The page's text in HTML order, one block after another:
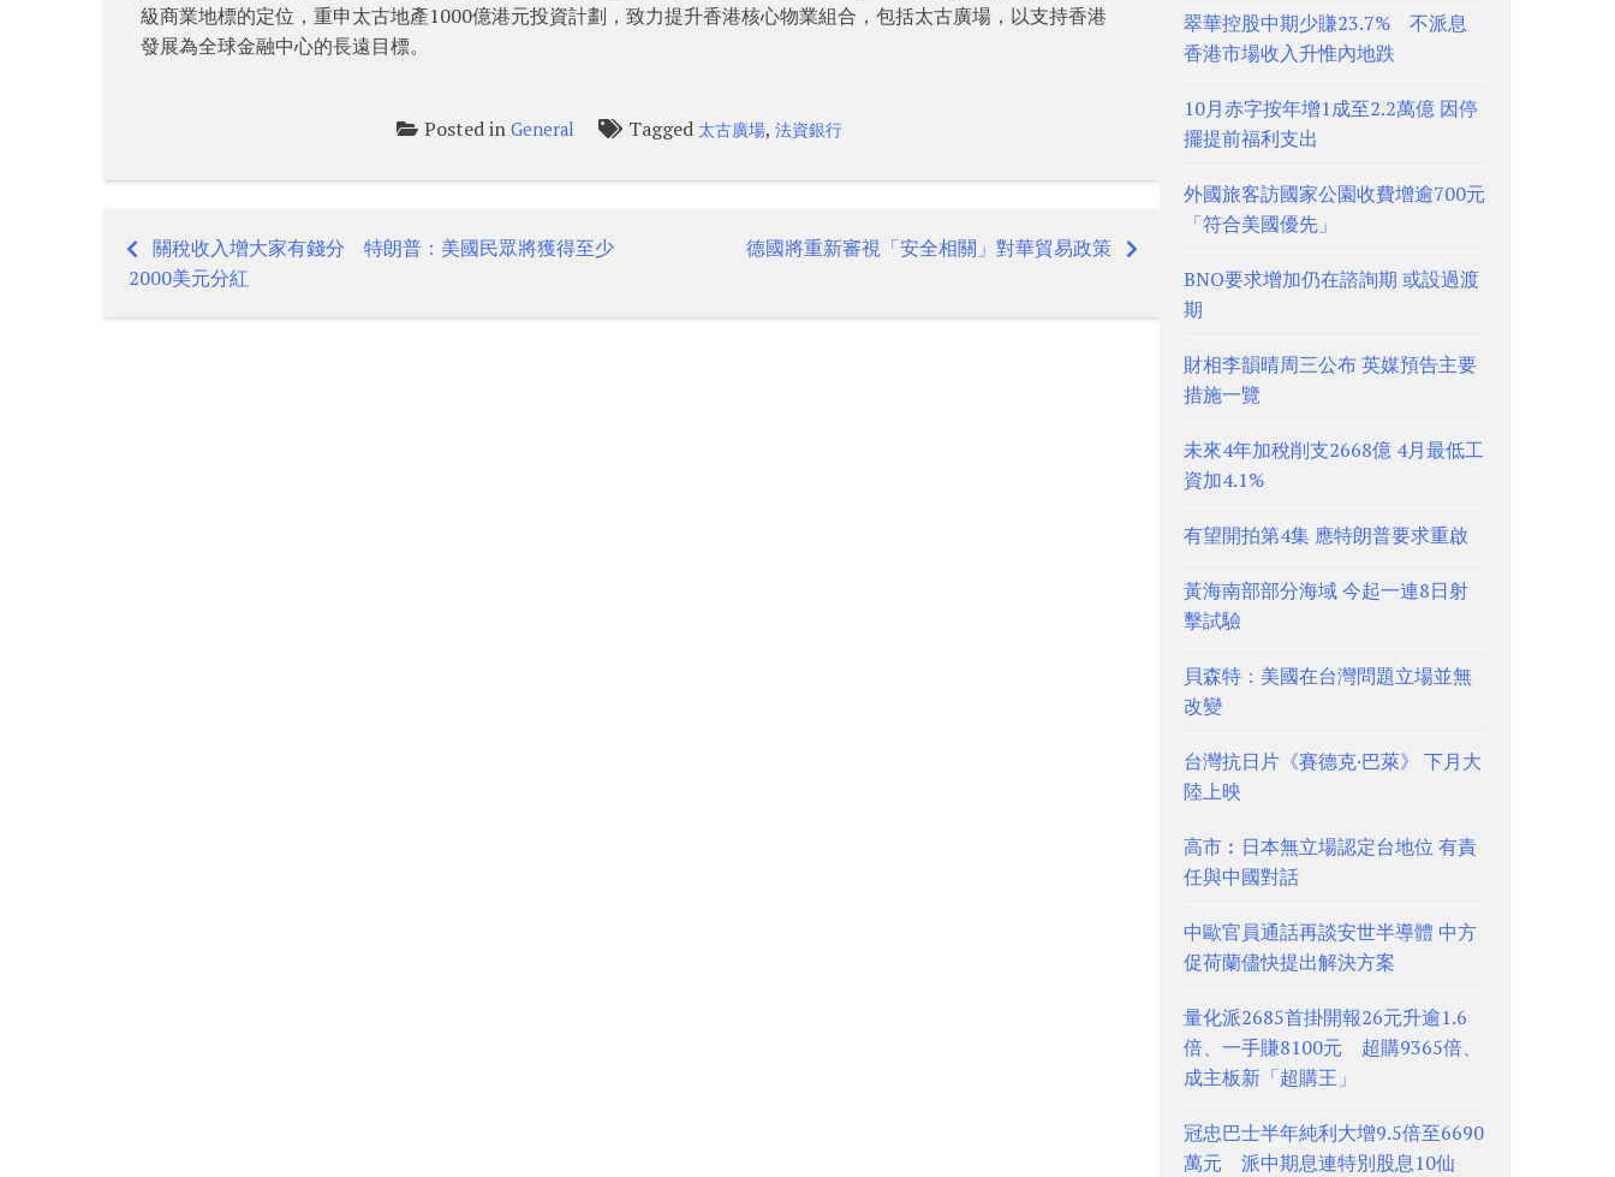
級商業地標的定位，重申太古地產1000億港元投資計劃，致力提升香港核心物業組合，包括太古廣場，以支持香港
發展為全球金融中心的長遠目標。
Posted inGeneral Tagged 太古廣場,法資銀行
Post
navigation
關稅收入增大家有錢分 特朗普：美國民眾將獲得至少
2000美元分紅
德國將重新審視「安全相關」對華貿易政策
翠華控股中期少賺23.7% 不派息
香港市場收入升惟內地跌
10月赤字按年增1成至2.2萬億 因停
擺提前福利支出
外國旅客訪國家公園收費增逾700元
「符合美國優先」
BNO要求增加仍在諮詢期 或設過渡
期
財相李韻晴周三公布 英媒預告主要
措施一覽
未來4年加稅削支2668億 4月最低工
資加4.1%
有望開拍第4集 應特朗普要求重啟
黃海南部部分海域 今起一連8日射
擊試驗
貝森特：美國在台灣問題立場並無
改變
台灣抗日片《賽德克·巴萊》 下月大
陸上映
高市︰日本無立場認定台地位 有責
任與中國對話
中歐官員通話再談安世半導體 中方
促荷蘭儘快提出解決方案
量化派2685首掛開報26元升逾1.6
倍、一手賺8100元 超購9365倍、
成主板新「超購王」
冠忠巴士半年純利大增9.5倍至6690
萬元 派中期息連特別股息10仙